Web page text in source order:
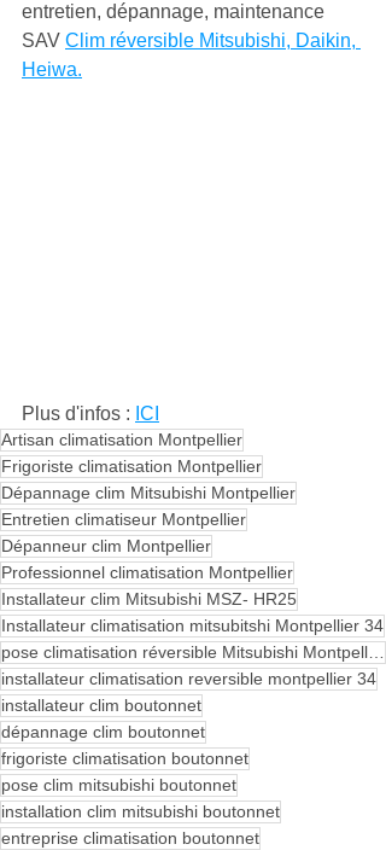
entretien, dépannage, maintenance
SAV Clim réversible Mitsubishi, Daikin,
Heiwa.
Plus d'infos : ICI
Artisan climatisation Montpellier
Frigoriste climatisation Montpellier
Dépannage clim Mitsubishi Montpellier
Entretien climatiseur Montpellier
Dépanneur clim Montpellier
Professionnel climatisation Montpellier
Installateur clim Mitsubishi MSZ- HR25
Installateur climatisation mitsubitshi Montpellier 34
installateur climatisation reversible montpellier 34
installateur clim boutonnet
dépannage clim boutonnet
frigoriste climatisation boutonnet
pose clim mitsubishi boutonnet
installation clim mitsubishi boutonnet
entreprise climatisation boutonnet